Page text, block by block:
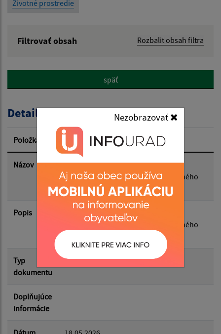
Nezobrazovať
Životné prostredie
Filtrovať obsah Rozbaliť obsah filtra
Popis:
Dátum zverejnenia od:
Dátum zverejnenia do:
späť
Detail úradného dokumentu
Položka Informácia
Názov
Zápisnica zo zasadnutia Obecného
zastupiteľstva Obce Pinkovce, konaného
dňa 27.4.2026 o 16:00
Popis
Zápisnica zo zasadnutia Obecného
zastupiteľstva Obce Pinkovce, konaného
Typ
dokumentu
Zasadnutia OZ
Doplňujúce
informácie